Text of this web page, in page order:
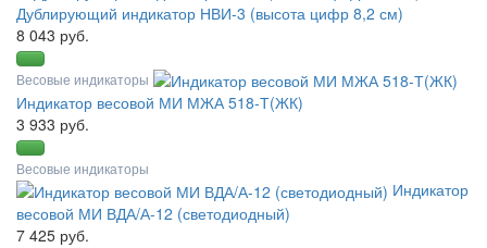
Дублирующий индикатор НВИ-3 (высота цифр 8,2 см)
8 043 руб.
Весовые индикаторы
Индикатор весовой МИ МЖА 518-Т(ЖК)
3 933 руб.
Весовые индикаторы
Индикатор
весовой МИ ВДА/А-12 (светодиодный)
7 425 руб.